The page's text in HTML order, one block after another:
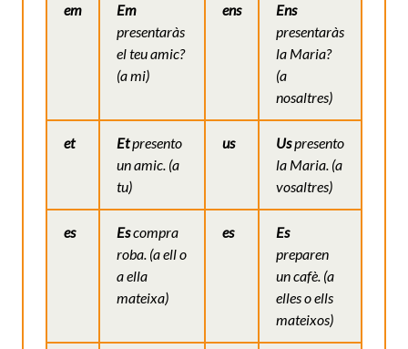
em
Em
presentaràs
el teu amic?
(a mi)
ens
Ens
presentaràs
la Maria?
(a
nosaltres)
et Etpresento
un amic. (a
tu)
us Uspresento
la Maria. (a
vosaltres)
es Escompra
roba. (a ell o
a ella
mateixa)
es
Es
preparen
un cafè. (a
elles o ells
mateixos)